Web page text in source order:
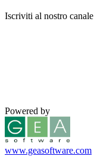
Iscriviti al nostro
Powered by
www.geasoftware.com